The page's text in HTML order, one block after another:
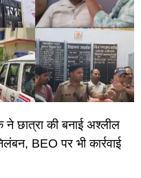
ने छात्रा की बनाई अश्लील
BEO पर भी कार्रवाई